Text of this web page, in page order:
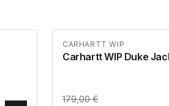
CARHARTT WIP
Carhartt WIP Duke
179,00€